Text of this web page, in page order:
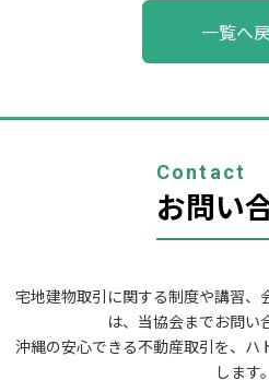
ー
一覧へ
Contact
お問い
宅地建物取引に関する制度や講習、
は、当協会までお問い
沖縄の安心できる不動産取引を、ハ
します。